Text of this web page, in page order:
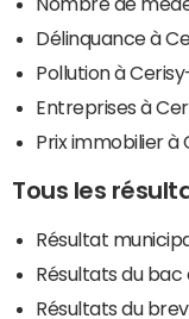
Délinquance à
Pollution à
Entreprises à
Prix immobilier à
Tous les
Résultat
Résultats du bac
Résultats du